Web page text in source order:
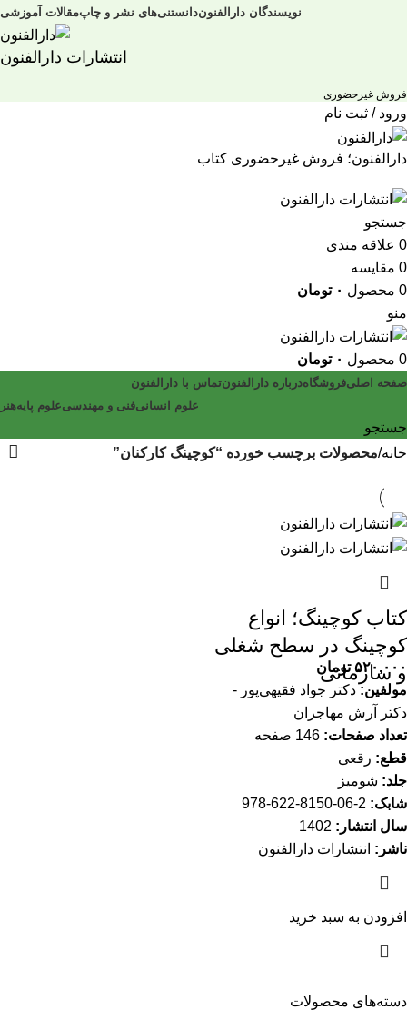
نویسندگان دارالفنوندانستنی‌های نشر و چاپمقالات آموزشی
انتشارات دارالفنون
فروش غیرحضوری
ورود / ثبت نام
دارالفنون؛ فروش غیرحضوری کتاب
جستجو
0 علاقه مندی
0 مقایسه
0 محصول ۰ تومان
منو
0 محصول ۰ تومان
صفحه اصلیفروشگاهدرباره دارالفنونتماس با دارالفنون
علوم انسانیفنی و مهندسیعلوم پایههنر
جستجو
دسته‌های محصولات
خانه محصولات برچسب خورده “کوچینگ کارکنان”
کتاب کوچینگ؛ انواع
کوچینگ در سطح شغلی
و سازمانی
۵۲۰,۰۰۰ تومان
مولفین:دکتر جواد فقیهی‌پور -
دکتر آرش مهاجران
تعداد صفحات:
قطع: رقعی
جلد: شومیز
شابک:
سال انتشار:
ناشر: انتشارات دارالفنون
افزودن به سبد خرید